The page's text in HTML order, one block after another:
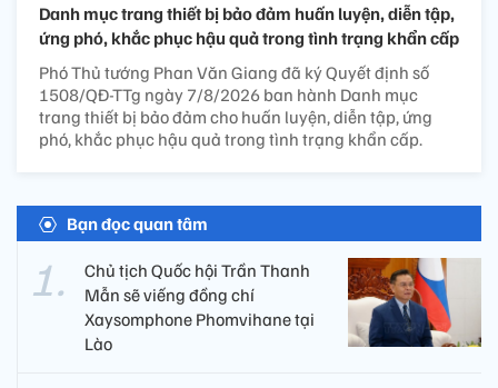
Danh mục trang thiết bị bảo đảm huấn luyện, diễn tập,
ứng phó, khắc phục hậu quả trong tình trạng khẩn cấp
Phó Thủ tướng Phan Văn Giang đã ký Quyết định số
1508/QĐ-TTg ngày 7/8/2026 ban hành Danh mục
trang thiết bị bảo đảm cho huấn luyện, diễn tập, ứng
phó, khắc phục hậu quả trong tình trạng khẩn cấp.
Bạn đọc quan tâm
Chủ tịch Quốc hội Trần Thanh
Mẫn sẽ viếng đồng chí
Xaysomphone Phomvihane tại
Lào